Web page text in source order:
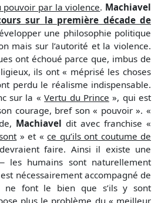
par la violence. Machiavel
sur la première décade de
une philosophie politique
mais sur l’autorité et la violence.
ont échoué parce que, imbus de
ils ont « méprisé les choses
perdu le réalisme indispensable.
sur la «Vertu du Prince », qui est
courage, bref son « pouvoir ». «
Machiavel dit avec franchise «
» et «ce qu’ils ont coutume de
faire. Ainsi il existe une
les humains sont naturellement
nécessairement accompagné de
font le bien que s’ils y sont
plus le problème du « meilleur